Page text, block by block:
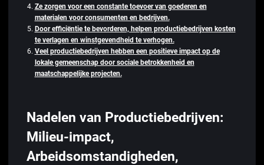
Ze zorgen voor een constante toevoer van goederen en
materialen voor consumenten en bedrijven.
Door efficiëntie te bevorderen, helpen productiebedrijven kosten
te verlagen en winstgevendheid te verhogen.
Veel productiebedrijven hebben een positieve impact op de
lokale gemeenschap door sociale betrokkenheid en
maatschappelijke projecten.
Nadelen van Productiebedrijven:
Milieu-impact,
Arbeidsomstandigheden,